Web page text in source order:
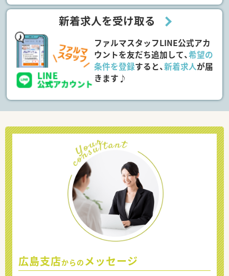
新着求人を受け取る
ファルマスタッフLINE公式アカ
ウントを友だち追加して、希望の
条件を登録すると、新着求人が届
きます♪
広島支店からの メッセージ